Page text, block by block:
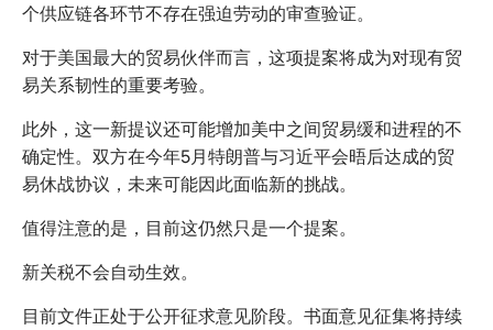
个供应链各环节不存在强迫劳动的审查验证。
对于美国最大的贸易伙伴而言，这项提案将成为对现有贸
易关系韧性的重要考验。
此外，这一新提议还可能增加美中之间贸易缓和进程的不
确定性。双方在今年5月特朗普与习近平会晤后达成的贸
易休战协议，未来可能因此面临新的挑战。
值得注意的是，目前这仍然只是一个提案。
新关税不会自动生效。
目前文件正处于公开征求意见阶段。书面意见征集将持续